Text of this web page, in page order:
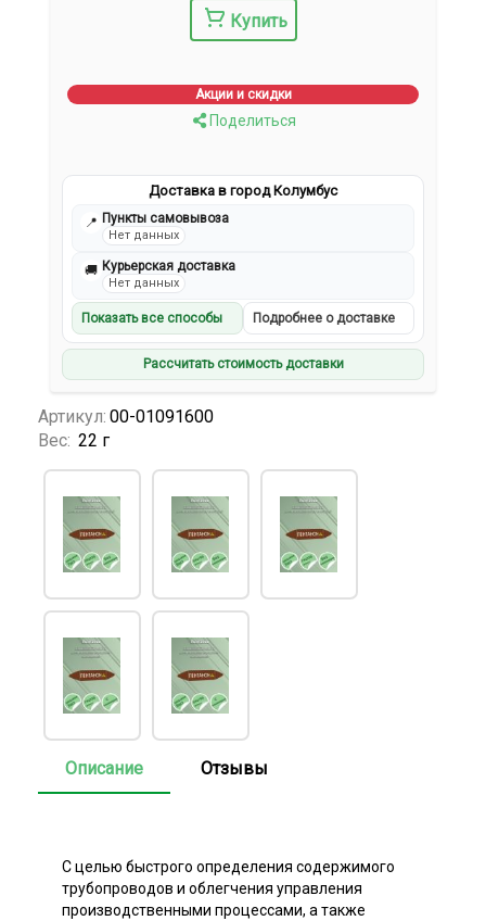
Купить
Акции и скидки
Поделиться
Доставка в город Колумбус
📍 Пункты самовывоза
Нет данных
🚚 Курьерская доставка
Нет данных
Показать все способы Подробнее о доставке
Рассчитать стоимость доставки
Артикул: 00-01091600
Вес: 22 г
Описание Отзывы
С целью быстрого определения содержимого
трубопроводов и облегчения управления
производственными процессами, а также